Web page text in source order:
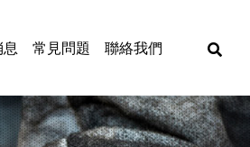
常見問題 聯絡我們